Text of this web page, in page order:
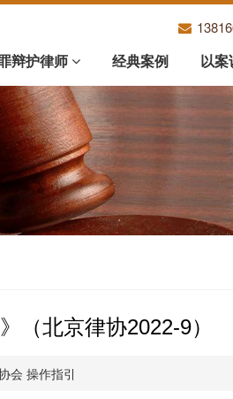
辩护律师 经典案例 以
（北京律协2022-9）
会 操作指引